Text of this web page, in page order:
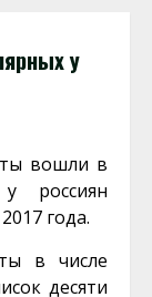
у
вошли в
россиян
года.
в числе
десяти